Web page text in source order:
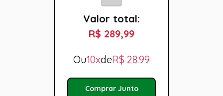
Valor total:
R$ 289,99
Ou10xdeR$ 28.99
Comprar Junto